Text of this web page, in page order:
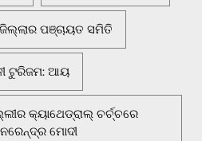
ପଞ୍ଚାୟତ ସମିତି
ଟୁରିଜମ: ଆୟ
କ୍ୟାଥେଡ୍ରାଲ୍ ଚର୍ଚ୍ଚରେ
ମୋଦୀ